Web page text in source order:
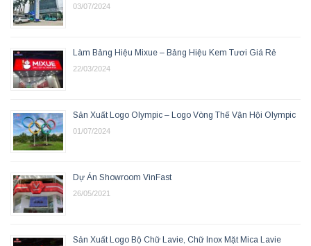
03/07/2024
Làm Bảng Hiệu Mixue – Bảng Hiệu Kem Tươi Giá Rẻ
22/03/2024
Sản Xuất Logo Olympic – Logo Vòng Thế Vận Hội Olympic
01/07/2024
Dự Án Showroom VinFast
26/05/2021
Sản Xuất Logo Bộ Chữ Lavie, Chữ Inox Mặt Mica Lavie